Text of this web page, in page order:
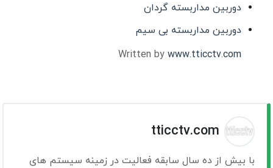
دوربین مداربسته گردان
دوربین مداربسته بی سیم
Written by www.tticctv.com
tticctv.com
با بیش از ده سال سابقه فعالیت در زمینه سیستم های